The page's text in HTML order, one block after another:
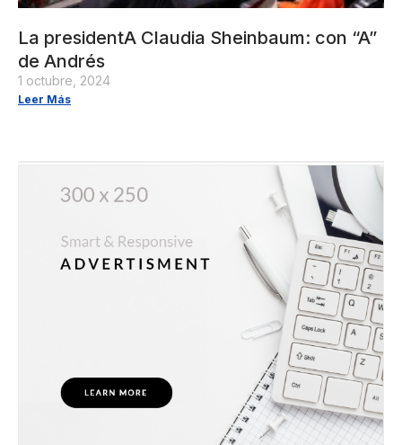
La presidentA Claudia Sheinbaum: con “A”
de Andrés
1 octubre, 2024
Leer Más